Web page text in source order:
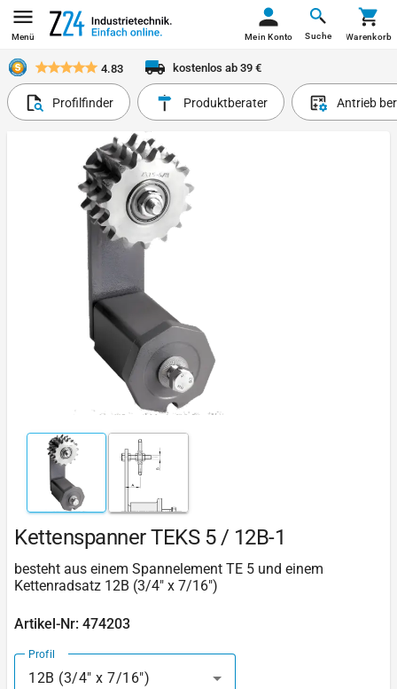
Menü Suche
Mein Konto Warenkorb
4.83 kostenlos ab 39 €
Profilfinder Produktberater Antrieb
Kettenspanner TEKS 5 / 12B-1
besteht aus einem Spannelement TE 5 und einem
Kettenradsatz 12B (3/4" x 7/16")
Artikel-Nr: 474203
Profil
12B (3/4" x 7/16")